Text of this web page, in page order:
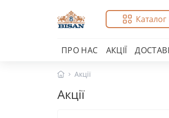
Каталог
ПРО НАС АКЦІЇ
Акції
Акції